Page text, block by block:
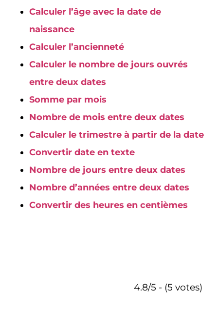
Calculer l’âge avec la date de
naissance
Calculer l’ancienneté
Calculer le nombre de jours ouvrés
entre deux dates
Somme par mois
Nombre de mois entre deux dates
Calculer le trimestre à partir de la date
Convertir date en texte
Nombre de jours entre deux dates
Nombre d’années entre deux dates
Convertir des heures en centièmes
4.8/5 - (5 votes)